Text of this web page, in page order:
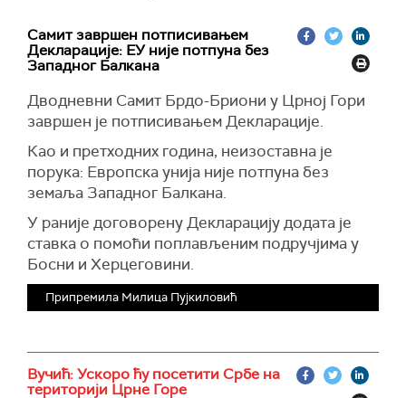
Самит завршен потписивањем
Декларације: ЕУ није потпуна без
Западног Балкана
Дводневни Самит Брдо-Бриони у Црној Гори
завршен је потписивањем Декларације.
Као и претходних година, неизоставна је
порука: Европска унија није потпуна без
земаља Западног Балкана.
У раније договорену Декларацију додата је
ставка о помоћи поплављеним подручјима у
Босни и Херцеговини.
Припремила Милица Пујкиловић
Вучић: Ускоро ћу посетити Србе на
територији Црне Горе